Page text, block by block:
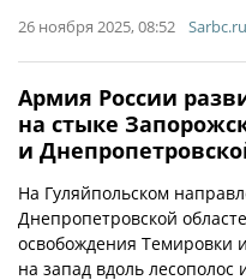
26 ноября 2025, 08:52
Армия России
на стыке
и
На Гуляйпольском
Днепропетровской
освобождения Темировки
на запад вдоль